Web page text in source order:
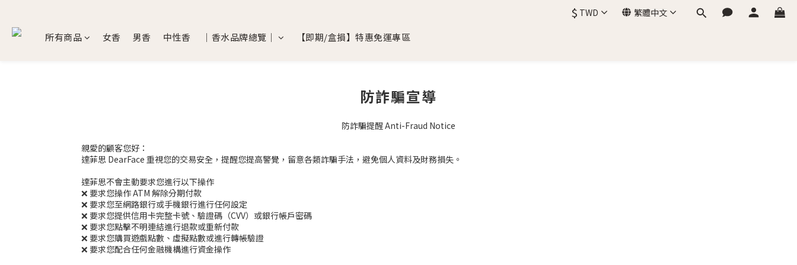
$ TWD 繁體中文
所有商品 女香 男香 中性香 ｜香水品牌總覽｜ 【即期/盒損】特惠免運專區
防詐騙宣導
防詐騙提醒 Anti-Fraud Notice
親愛的顧客您好：
達菲思 DearFace 重視您的交易安全，提醒您提高警覺，留意各類詐騙手法，避免個人資料及財務損失。
達菲思不會主動要求您進行以下操作
❌ 要求您操作 ATM 解除分期付款
❌ 要求您至網路銀行或手機銀行進行任何設定
❌ 要求您提供信用卡完整卡號、驗證碼（CVV）或銀行帳戶密碼
❌ 要求您點擊不明連結進行退款或重新付款
❌ 要求您購買遊戲點數、虛擬點數或進行轉帳驗證
❌ 要求您配合任何金融機構進行資金操作